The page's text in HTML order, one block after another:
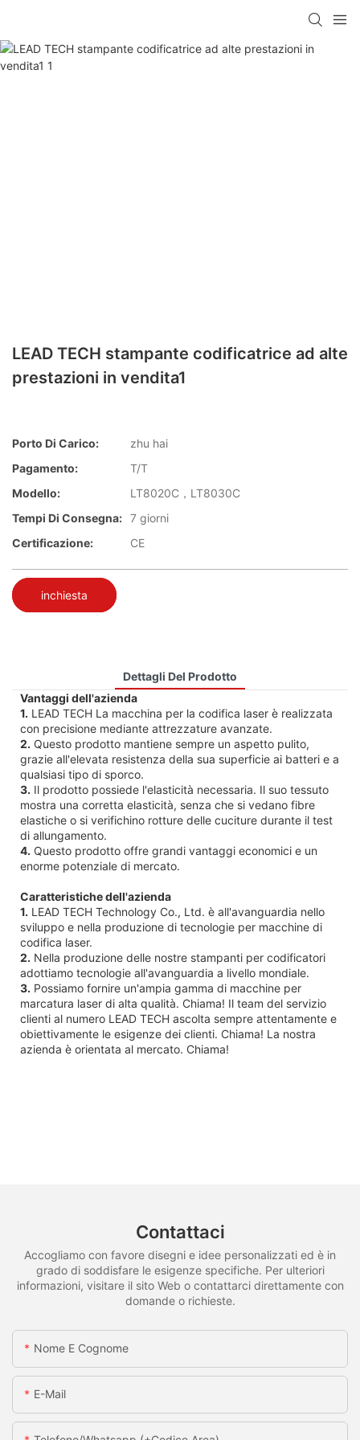
LEAD TECH stampante codificatrice ad alte
prestazioni in vendita1
Porto Di Carico:
zhu hai
Pagamento:
T/T
Modello:
LT8020C，LT8030C
Tempi Di Consegna: 7 giorni
Certificazione:
CE
inchiesta
Dettagli Del Prodotto
Vantaggi dell'azienda
1. LEAD TECH La macchina per la codifica laser è realizzata
con precisione mediante attrezzature avanzate.
2. Questo prodotto mantiene sempre un aspetto pulito,
grazie all'elevata resistenza della sua superficie ai batteri e a
qualsiasi tipo di sporco.
3. Il prodotto possiede l'elasticità necessaria. Il suo tessuto
mostra una corretta elasticità, senza che si vedano fibre
elastiche o si verifichino rotture delle cuciture durante il test
di allungamento.
4. Questo prodotto offre grandi vantaggi economici e un
enorme potenziale di mercato.
Caratteristiche dell'azienda
1. LEAD TECH Technology Co., Ltd. è all'avanguardia nello
sviluppo e nella produzione di tecnologie per macchine di
codifica laser.
2. Nella produzione delle nostre stampanti per codificatori
adottiamo tecnologie all'avanguardia a livello mondiale.
3. Possiamo fornire un'ampia gamma di macchine per
marcatura laser di alta qualità. Chiama! Il team del servizio
clienti al numero LEAD TECH ascolta sempre attentamente e
obiettivamente le esigenze dei clienti. Chiama! La nostra
azienda è orientata al mercato. Chiama!
Contattaci
Accogliamo con favore disegni e idee personalizzati ed è in
grado di soddisfare le esigenze specifiche. Per ulteriori
informazioni, visitare il sito Web o contattarci direttamente con
domande o richieste.
Nome E Cognome
E-Mail